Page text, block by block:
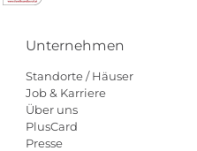
Unternehmen
Standorte / Häuser
Job & Karriere
Über uns
PlusCard
Presse